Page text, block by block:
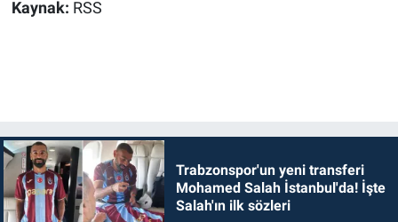
Kaynak: RSS
Trabzonspor'un yeni transferi
Mohamed Salah İstanbul'da! İşte
Salah'ın ilk sözleri